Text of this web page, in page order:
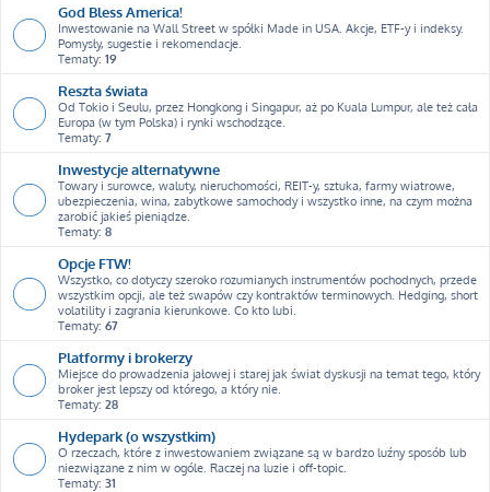
God Bless America!
Inwestowanie na Wall Street w spółki Made in USA. Akcje, ETF-y i indeksy.
Pomysły, sugestie i rekomendacje.
Tematy: 19
Reszta świata
Od Tokio i Seulu, przez Hongkong i Singapur, aż po Kuala Lumpur, ale też cała
Europa (w tym Polska) i rynki wschodzące.
Tematy: 7
Inwestycje alternatywne
Towary i surowce, waluty, nieruchomości, REIT-y, sztuka, farmy wiatrowe,
ubezpieczenia, wina, zabytkowe samochody i wszystko inne, na czym można
zarobić jakieś pieniądze.
Tematy: 8
Opcje FTW!
Wszystko, co dotyczy szeroko rozumianych instrumentów pochodnych, przede
wszystkim opcji, ale też swapów czy kontraktów terminowych. Hedging, short
volatility i zagrania kierunkowe. Co kto lubi.
Tematy: 67
Platformy i brokerzy
Miejsce do prowadzenia jałowej i starej jak świat dyskusji na temat tego, który
broker jest lepszy od którego, a który nie.
Tematy: 28
Hydepark (o wszystkim)
O rzeczach, które z inwestowaniem związane są w bardzo luźny sposób lub
niezwiązane z nim w ogóle. Raczej na luzie i off-topic.
Tematy: 31